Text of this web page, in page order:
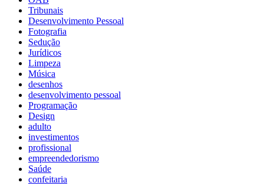
Tribunais
Desenvolvimento Pessoal
Fotografia
Sedução
Jurídicos
Limpeza
Música
desenhos
desenvolvimento pessoal
Programação
Design
adulto
investimentos
profissional
empreendedorismo
Saúde
confeitaria